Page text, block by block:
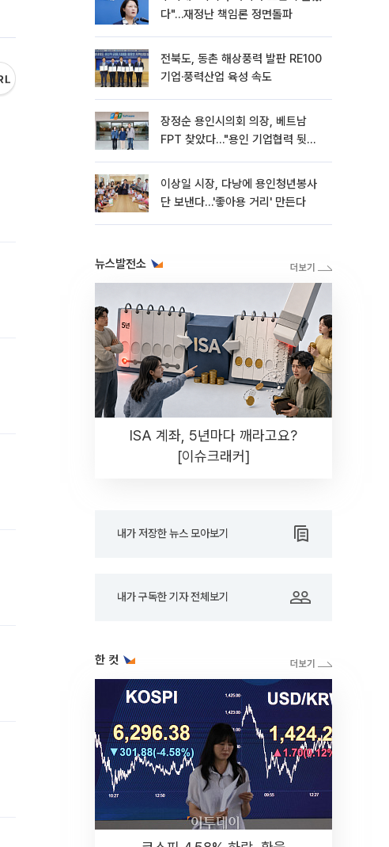
다"…재정난 책임론 정면돌파
전북도, 동촌 해상풍력 발판 RE100
기업·풍력산업 육성 속도
장정순 용인시의회 의장, 베트남
FPT 찾았다…"용인 기업협력 뒷받
이상일 시장, 다낭에 용인청년봉사
단 보낸다…'좋아용 거리' 만든다
뉴스발전소
ISA 계좌, 5년마다 깨라고요?
[이슈크래커]
내가 저장한 뉴스 모아보기
내가 구독한 기자 전체보기
한 컷